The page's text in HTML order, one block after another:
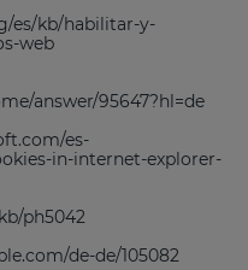
es/kb/habilitar-y-
web
answer/95647?hl=de
es-
in-internet-explorer-
ph5042
de-de/105082